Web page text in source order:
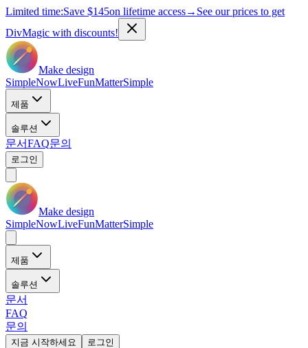
Limited time:Save $145on lifetime access→ See our prices to get
DivMagic with discounts!
Make design
SimpleNowLiveFunMatterSimple
제품
솔루션
문서FAQ문의
로그인
Make design
SimpleNowLiveFunMatterSimple
제품
솔루션
문서
FAQ
문의
지금 시작하세요 로그인